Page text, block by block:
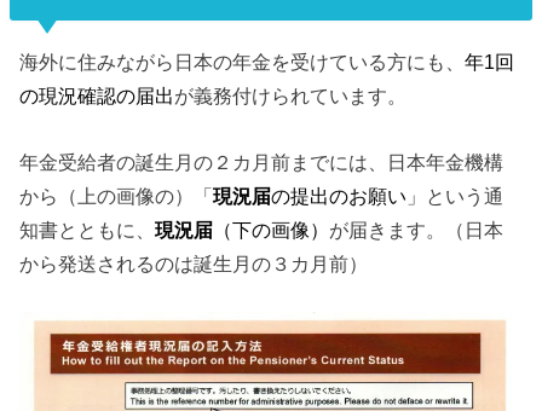
海外に住みながら日本の年金を受けている方にも、年1回
の現況確認の届出が義務付けられています。
年金受給者の誕生月の２カ月前までには、日本年金機構
から（上の画像の）「現況届の提出のお願い 」という通
知書とともに、現況届 （下の画像） が届きます。（日本
から発送されるのは誕生月の３カ月前）